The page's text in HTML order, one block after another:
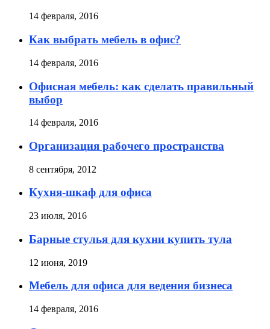
14 февраля, 2016
Как выбрать мебель в офис?
14 февраля, 2016
Офисная мебель: как сделать правильный
выбор
14 февраля, 2016
Организация рабочего пространства
8 сентября, 2012
Кухня-шкаф для офиса
23 июля, 2016
Барные стулья для кухни купить тула
12 июня, 2019
Мебель для офиса для ведения бизнеса
14 февраля, 2016